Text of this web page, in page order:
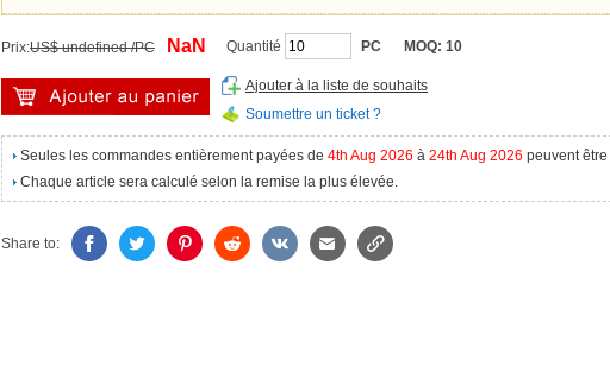
Prix:US$ undefined /PC NaN Quantité PC MOQ: 10
Ajouter à la liste de souhaits
Soumettre un ticket ?
Seules les commandes entièrement payées de 4th Aug 2026 à 24th Aug 2026 peuvent
Chaque article sera calculé selon la remise la plus élevée.
Share to: